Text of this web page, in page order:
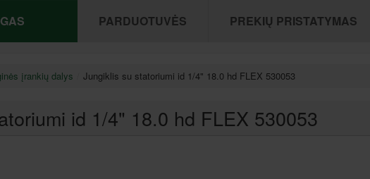
PARDUOTUVĖS PREKIŲ PRISTATYMAS
įrankių dalys Jungiklis su statoriumi id 1/4" 18.0 hd FLEX 530053
id 1/4" 18.0 hd FLEX 530053